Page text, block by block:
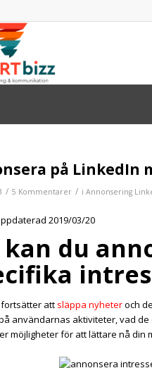
på LinkedIn
/ 5 Kommentarer / i Annonsering
2019/03/20
kan du
att släppa nyheteroch
användarnas aktiviteter, vad de
möjligheter för att lättare nå din